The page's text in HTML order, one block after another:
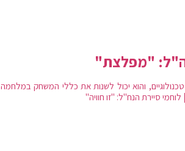
"מפלצת"
והוא יכול לשנות את כללי המשחק במלחמה
סיירת הנח"ל: "זו חוויה"